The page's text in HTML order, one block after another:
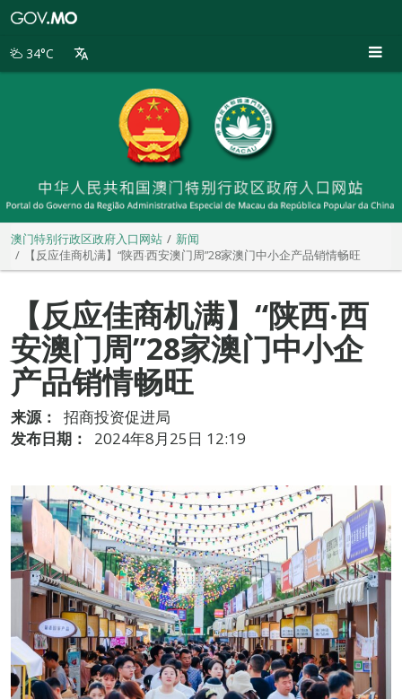
别
34°C
澳门特别行政区政府入口网站
新闻
【反应佳商机满】“陕西‧西安澳门周”28家澳门中小企产品销情畅旺
【反应佳商机满】“陕西‧西
安澳门周”28家澳门中小企
产品销情畅旺
来源：
招商投资促进局
发布日期：
2024年8月25日 12:19